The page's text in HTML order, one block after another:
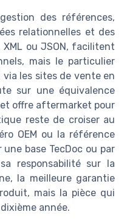
des références,
relationnelles et des
XML ou JSON, facilitent
mais le particulier
les sites de vente en
sur une équivalence
offre aftermarket pour
reste de croiser au
OEM ou la référence
base TecDoc ou par
responsabilité sur la
la meilleure garantie
mais la pièce qui
année.